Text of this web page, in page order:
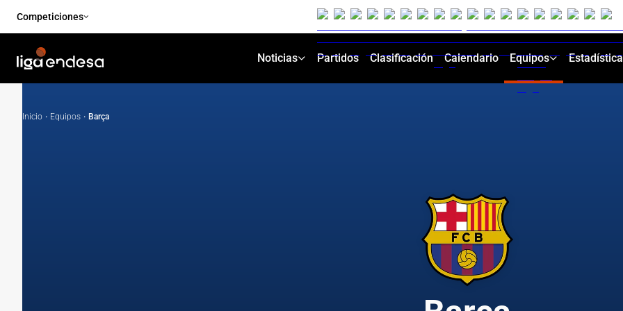
Competiciones
Noticias Partidos Clasificación Calendario Equipos
Inicio · Equipos · Barça